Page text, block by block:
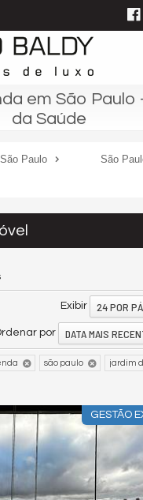
em São Paulo
da Saúde
São Paulo
São
Exibir 24 POR
por DATA MAIS
são paulo jardim
GESTÃO